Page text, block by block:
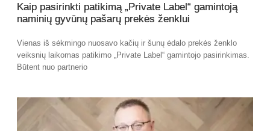
Kaip pasirinkti patikimą „Private Label“ gamintoją
naminių gyvūnų pašarų prekės ženklui
Vienas iš sėkmingo nuosavo kačių ir šunų ėdalo prekės ženklo
veiksnių laikomas patikimo „Private Label“ gamintojo pasirinkimas.
Būtent nuo partnerio